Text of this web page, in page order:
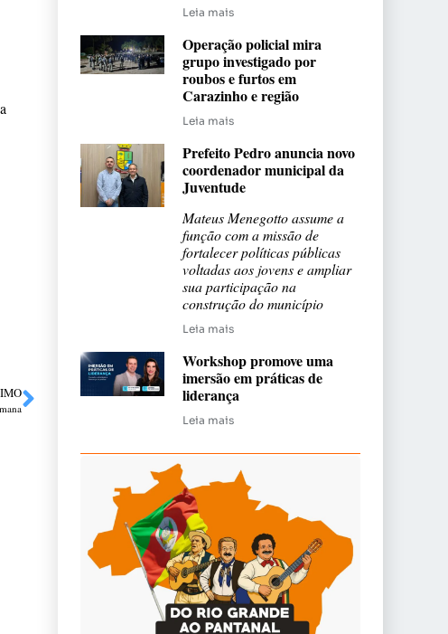
Leia mais
Operação policial mira
grupo investigado por
roubos e furtos em
Carazinho e região
Leia mais
Prefeito Pedro anuncia novo
coordenador municipal da
Juventude
Mateus Menegotto assume a
função com a missão de
fortalecer políticas públicas
voltadas aos jovens e ampliar
sua participação na
construção do município
Leia mais
Workshop promove uma
imersão em práticas de
liderança
Leia mais